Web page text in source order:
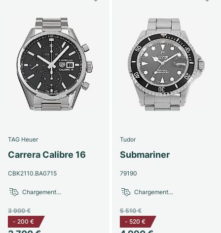
TAG Heuer
Carrera Calibre 16
CBK2110.BA0715
3 900 €
- 200 €
Chargement…
Tudor
Submariner
79190
5 510 €
- 520 €
Chargement…